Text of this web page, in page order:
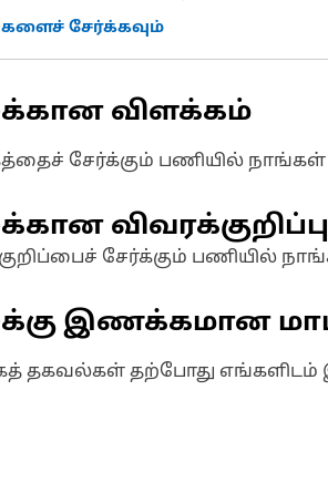
சேர்க்கவும்
க்கான விளக்கம்
சேர்க்கும் பணியில்
சேர்க்கும் பணியில்
க்கு இணக்கமான
தகவல்கள் தற்போது